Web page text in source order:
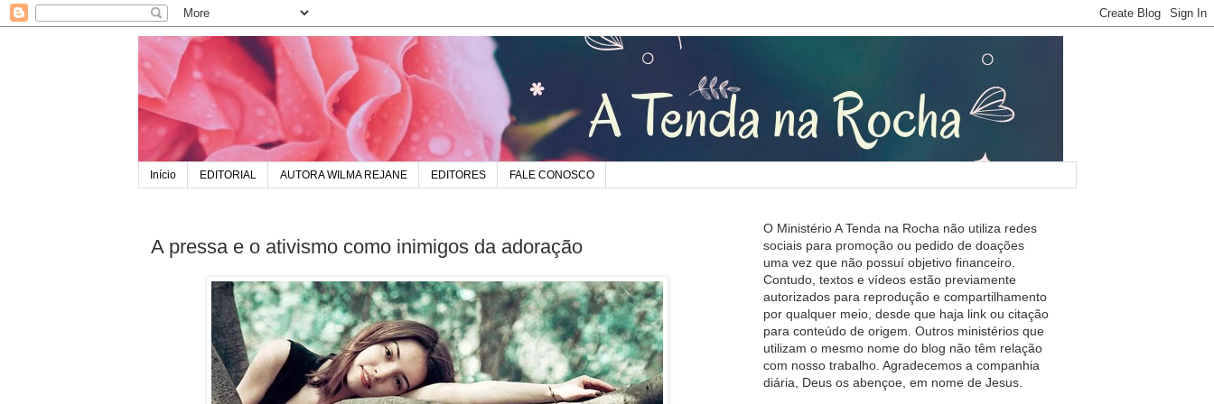
Início EDITORIAL AUTORA WILMA REJANE EDITORES FALE CONOSCO
A pressa e o ativismo como inimigos da adoração
O Ministério A Tenda na Rocha não utiliza redes
sociais para promoção ou pedido de doações
uma vez que não possuí objetivo financeiro.
Contudo, textos e vídeos estão previamente
autorizados para reprodução e compartilhamento
por qualquer meio, desde que haja link ou citação
para conteúdo de origem. Outros ministérios que
utilizam o mesmo nome do blog não têm relação
com nosso trabalho. Agradecemos a companhia
diária, Deus os abençoe, em nome de Jesus.